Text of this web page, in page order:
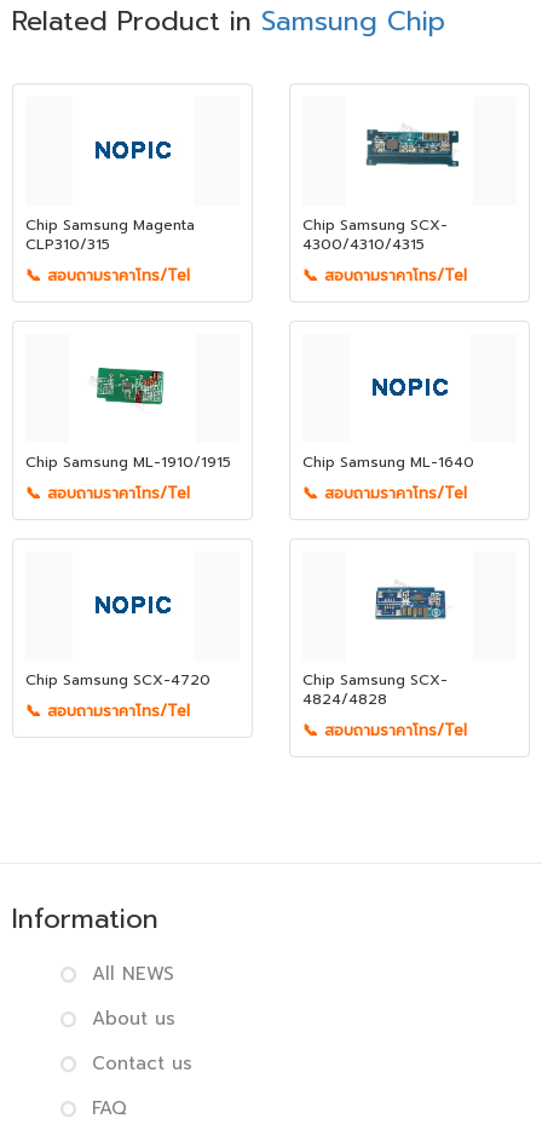
Related Product in Samsung Chip
Chip Samsung Magenta
CLP310/315
📞 สอบถามราคาโทร/Tel
Chip Samsung SCX-
4300/4310/4315
📞 สอบถามราคาโทร/Tel
Chip Samsung ML-1910/1915
📞 สอบถามราคาโทร/Tel
Chip Samsung ML-1640
📞 สอบถามราคาโทร/Tel
Chip Samsung SCX-4720
📞 สอบถามราคาโทร/Tel
Chip Samsung SCX-
4824/4828
📞 สอบถามราคาโทร/Tel
Information
All NEWS
About us
Contact us
FAQ